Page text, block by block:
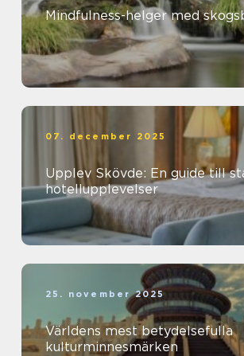
Mindfulness-helger med
07. december 2025
Upplev Skövde: En guide till
hotellupplevelser
25. november 2025
Världens mest betydelsefulla
kulturminnesmärken